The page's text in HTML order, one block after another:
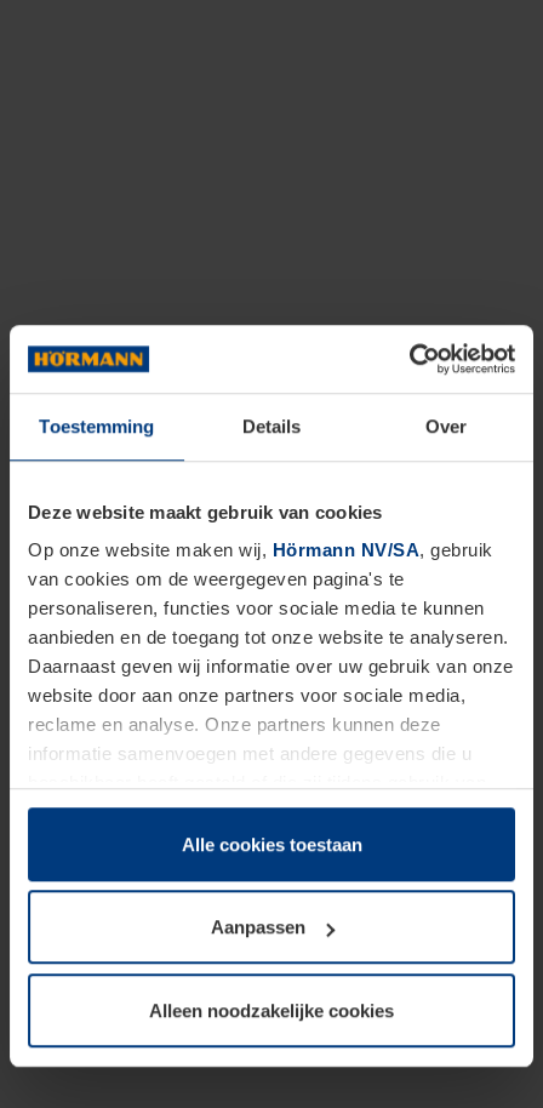
Toestemming Details Over
Deze website maakt gebruik van cookies
Op onze website maken wij, Hörmann NV/SA, gebruik
van cookies om de weergegeven pagina's te
personaliseren, functies voor sociale media te kunnen
aanbieden en de toegang tot onze website te analyseren.
Daarnaast geven wij informatie over uw gebruik van onze
website door aan onze partners voor sociale media,
reclame en analyse. Onze partners kunnen deze
informatie samenvoegen met andere gegevens die u
hun diensten hebben verzameld.
Juridisch hebben wij het recht om cookies op uw
van deze pagina's absoluut vereist is. Voor alle andere
soorten cookies is uw toestemming benodigd. Uw
toestemming kunt u op elk moment bij de uitleg van de
wijzigen of herroepen.
Alle cookies toestaan
Aanpassen
Alleen noodzakelijke cookies